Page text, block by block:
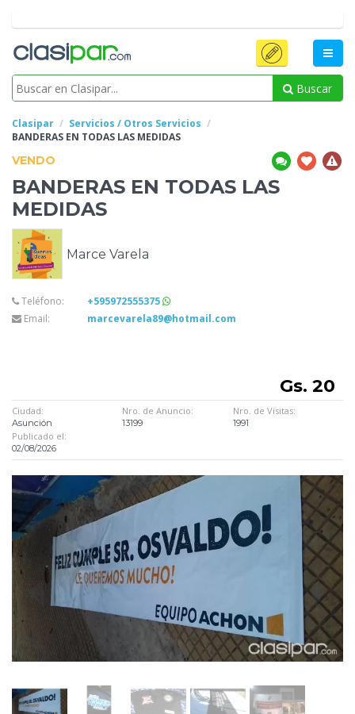
Buscar
Clasipar
Servicios / Otros Servicios
BANDERAS EN TODAS LAS MEDIDAS
VENDO
BANDERAS EN TODAS LAS
MEDIDAS
Marce Varela
Teléfono:
+595972555375
Email:
marcevarela89@hotmail.com
Gs. 20
Ciudad:
Asunción
Nro. de Anuncio:
13199
Nro. de Visitas:
1991
Publicado el:
02/08/2026